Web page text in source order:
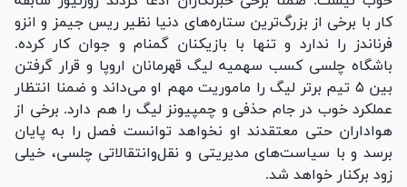
کار با برخی از بزرگ‌ترین ستاره‌های دنیا نظیر ریس جیمز و انزو
فرناندز را ندارد و تنها با بازیکنان گمنام و جوان کار کرده.
باشگاه چلسی کسب سهمیه لیگ قهرمانان اروپا و قرار گرفتن
بین ۵ تیم برتر لیگ را ماموریت مهم او می‌داند و ضمنا انتظار
عملکرد خوب در جام حذفی و چمپیونز لیگ را هم دارد. برخی از
هواداران حتی معتقدند او نخواهد توانست فصل را به پایان
برسد و با سیاست‌های مدیریتی و نقل‌وانتقالاتی چلسی، خیلی
زود برکنار خواهد شد.